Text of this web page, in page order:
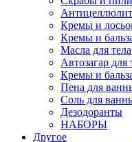
Кремы и
Кремы и
Масла для
Автозагар для
Кремы и
Пена для
Соль для
Дезодоранты
НАБОРЫ
Другое